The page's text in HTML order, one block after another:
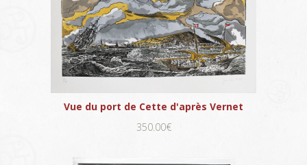
Vue du port de Cette d'après Vernet
350.00€